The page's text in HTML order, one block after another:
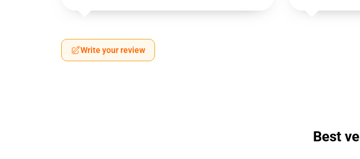
Write your review
Best